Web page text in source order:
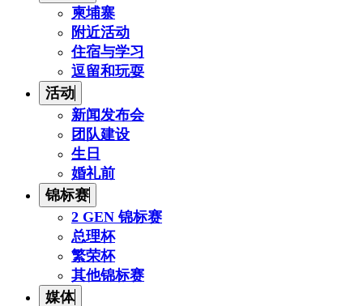
柬埔寨
附近活动
住宿与学习
逗留和玩耍
活动
新闻发布会
团队建设
生日
婚礼前
锦标赛
2 GEN 锦标赛
总理杯
繁荣杯
其他锦标赛
媒体